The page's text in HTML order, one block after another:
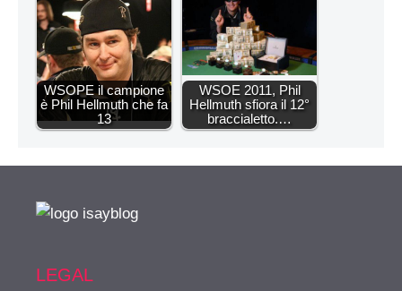
WSOPE il campione
è Phil Hellmuth che fa
13
WSOE 2011, Phil
Hellmuth sfiora il 12°
braccialetto.…
LEGAL